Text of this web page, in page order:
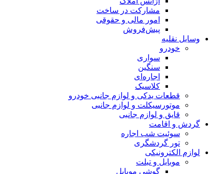
مشارکت در ساخت
امور مالی و حقوقی
پیش‌فروش
وسایل نقلیه
خودرو
سواری
سنگین
اجاره‌ای
کلاسیک
قطعات یدکی و لوازم جانبی خودرو
موتورسیکلت و لوازم جانبی
قایق و لوازم جانبی
گردش و اقامت
سوئیت شب اجاره
تور گردشگری
لوازم الکترونیکی
موبایل و تبلت
گوشی موبایل